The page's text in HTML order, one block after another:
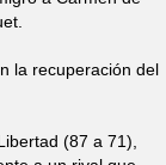
la recuperación del
(87 a 71),